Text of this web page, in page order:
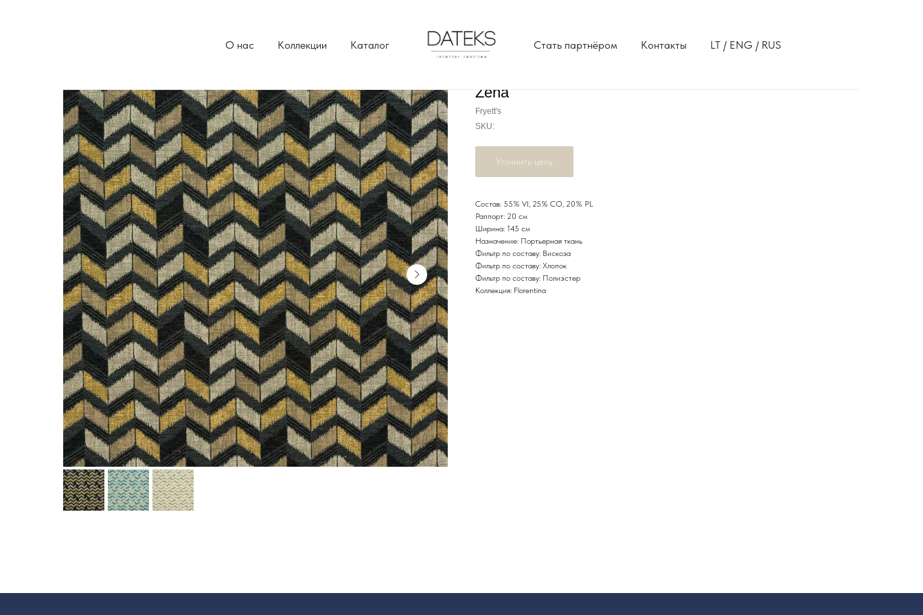
О нас Коллекции Каталог Стать партнёром Контакты LT / ENG / RUS
Zena
Fryett's
SKU:
Уточнить цену
Состав: 55% VI, 25% CO, 20% PL
Раппорт: 20 см
Ширина: 145 см
Назначение: Портьерная ткань
Фильтр по составу: Вискоза
Фильтр по составу: Хлопок
Фильтр по составу: Полиэстер
Коллекция: Florentina